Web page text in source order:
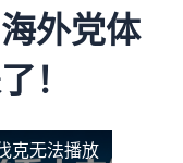
外党体
！
克无法播放